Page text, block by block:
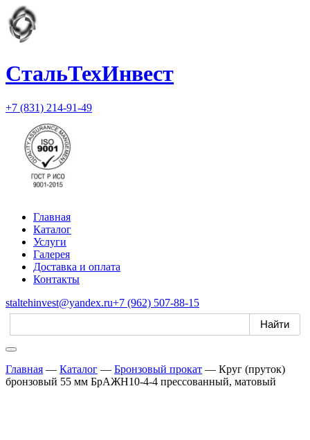
СтальТехИнвест
+7 (831) 214-91-49
Главная
Каталог
Услуги
Галерея
Доставка и оплата
Контакты
staltehinvest@yandex.ru+7 (962) 507-88-15
Главная — Каталог — Бронзовый прокат — Круг (пруток)
бронзовый 55 мм БрАЖН10-4-4 прессованный, матовый